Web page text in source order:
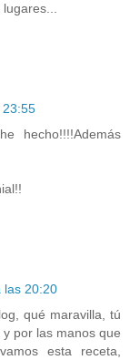
23:55
hecho!!!!Además
las 20:20
qué maravilla, tú
por las manos que
esta receta,